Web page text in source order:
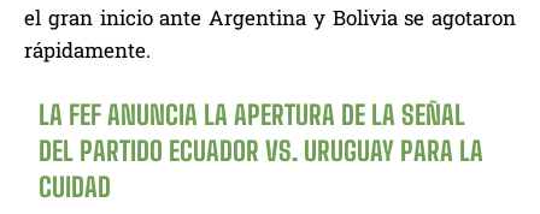
el gran inicio ante Argentina y Bolivia se agotaron
rápidamente.
LA FEF ANUNCIA LA APERTURA DE LA SEÑAL
DEL PARTIDO ECUADOR VS. URUGUAY PARA LA
CUIDAD